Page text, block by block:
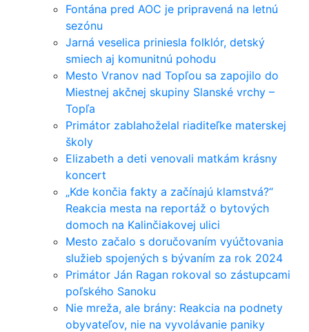
Fontána pred AOC je pripravená na letnú
sezónu
Jarná veselica priniesla folklór, detský
smiech aj komunitnú pohodu
Mesto Vranov nad Topľou sa zapojilo do
Miestnej akčnej skupiny Slanské vrchy –
Topľa
Primátor zablahoželal riaditeľke materskej
školy
Elizabeth a deti venovali matkám krásny
koncert
„Kde končia fakty a začínajú klamstvá?“
Reakcia mesta na reportáž o bytových
domoch na Kalinčiakovej ulici
Mesto začalo s doručovaním vyúčtovania
služieb spojených s bývaním za rok 2024
Primátor Ján Ragan rokoval so zástupcami
poľského Sanoku
Nie mreža, ale brány: Reakcia na podnety
obyvateľov, nie na vyvolávanie paniky